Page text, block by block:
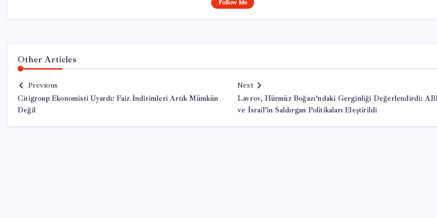
Follow Me
Other Articles
Previous
Citigroup Ekonomisti Uyardı: Faiz İndirimleri Artık Mümkün
Değil
Next
Lavrov, Hürmüz Boğazı’ndaki Gerginliği Değerlendirdi:
ve İsrail’in Saldırgan Politikaları Eleştirildi